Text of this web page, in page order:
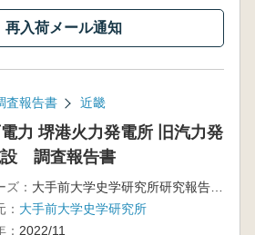
再入荷メール通知
査報告書 近畿
力 堺港火力発電所 旧汽力発
設 調査報告書
ズ：
大手前大学史学研究所研究報告第22号
大手前大学史学研究所
： 2022/11